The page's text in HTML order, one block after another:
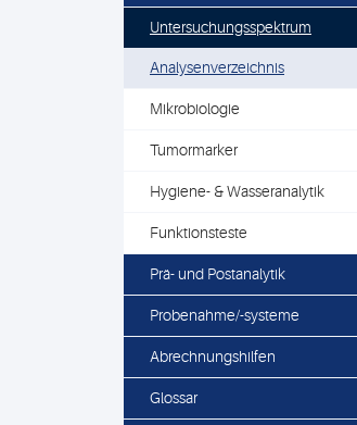
Untersuchungsspektrum
Analysenverzeichnis
Mikrobiologie
Tumormarker
Hygiene- & Wasseranalytik
Funktionsteste
Prä- und Postanalytik
Probenahme/-systeme
Abrechnungshilfen
Glossar